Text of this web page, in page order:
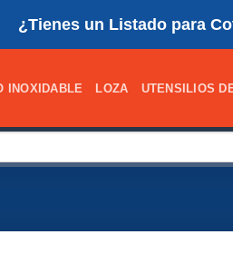
¿Tienes un Listado para
INOXIDABLE LOZA UTENSILIOS